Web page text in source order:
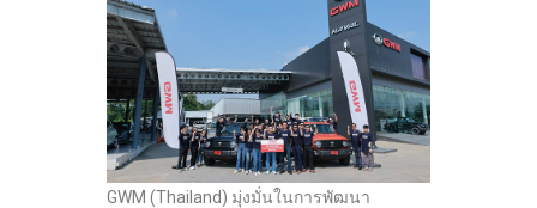
GWM (Thailand) มุ่งมั่นในการพัฒนา